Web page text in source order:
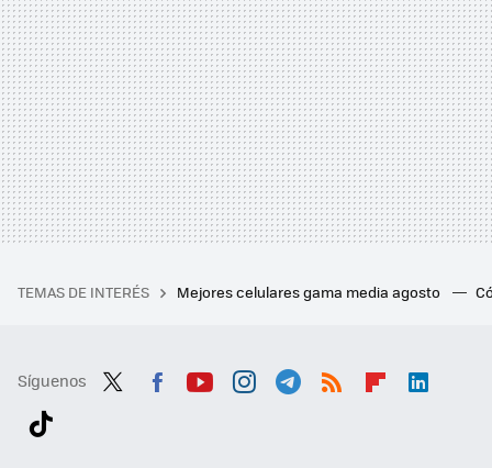
TEMAS DE INTERÉS Mejores celulares gama media agosto
Síguenos